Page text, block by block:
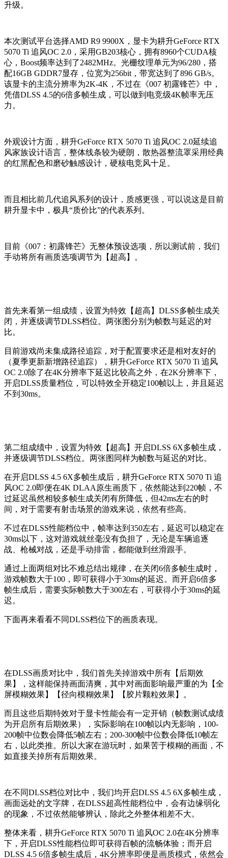
升级。
本次测试平台选择AMD R9 9900X，显卡为耕升GeForce RTX
5070 Ti 追风OC 2.0，采用GB203核心，拥有8960个CUDA核
心，Boost频率达到了2482MHz。光栅纹理单元为96/280，搭
配16GB GDDR7显存，位宽为256bit，带宽达到了896 GB/s。
该显卡的主流分辨率为2K-4K，不过在《007 初露锋芒》中，
凭借DLSS 4.5的6倍多帧生成，可以做到电竞级4K帧率无压
力。
外观设计方面，耕升GeForce RTX 5070 Ti 追风OC 2.0延续追
风家族设计语言，整体线条较为硬朗，散热器整流罩采用经典
的红黑配色和磨砂触感设计，硬核电竞风十足。
而且相比前几代追风系列的设计，质感更强，可以说这是目前
耕升显卡中，极具“质价比”的代表系列。
目前《007：初露锋芒》无整体预设选项，所以测试前，我们
手动将所有画质选项调节为【超高】。
首先来看第一组成绩，设置为特效【超高】DLSS多帧生成关
闭，并逐级调节DLSS档位。两张图分别为帧数与延迟的对
比。
目前游戏尚未集成路径追踪，对于配置要求还是相对友好的
（夏季更新新增路径追踪），耕升GeForce RTX 5070 Ti 追风
OC 2.0除了在4K分辨率下延迟比较高之外，在2K分辨率下，
开启DLSS质量档位，可以特效全开稳定100帧以上，并且延迟
不到30ms。
第二组成绩中，设置为特效【超高】开启DLSS 6X多帧生成，
并逐级调节DLSS档位。两张图同样为帧数与延迟的对比。
在开启DLSS 4.5 6X多帧生成后，耕升GeForce RTX 5070 Ti 追
风OC 2.0即便在4K DLAA原生画质下，依然能达到220帧，不
过延迟虽然相较多帧生成关闭有所降低，但42ms左右的时
间，对于需要有射击场景的游戏来说，依然有些高。
不过在DLSS性能档位中，帧率达到350左右，延迟可以稳定在
30ms以下，这对游戏就丝毫没有负担了，无论是车辆追逐
战、枪械对战，还是手动排雷，都能做到丝滑跟手。
通过上面两组对比不难总结出规律，在关闭6倍多帧生成时，
游戏帧数大于100，即可获得小于30ms的延迟。而开启6倍多
帧生成后，需要实际帧数大于300左右，可获得小于30ms的延
迟。
下面再来看看不同DLSS档位下的画质表现。
在DLSS画质对比中，我们首先关掉游戏中所有【后期效
果】，这样能保持画面清爽，其中对画面影响最严重的为【全
屏模糊效果】【径向模糊效果】【胶片颗粒效果】。
而且这些后期特效对于显卡性能会有一定开销（帧数测试成绩
为开启所有后期效果），实际影响在100帧以内无影响，100-
200帧中位数会降低5帧左右；200-300帧中位数会降低10帧左
右，以此类推。所以大家在游玩时，如果苦于模糊的画面，不
如直接关掉所有后期效果。
在不同DLSS档位对比中，我们均开启DLSS 4.5 6X多帧生成，
画面远处的文字牌，在DLSS超高性能档位中，会有边缘弱化
的现象，不过依然能够辨认，除此之外整体相差不大。
整体来看，耕升GeForce RTX 5070 Ti 追风OC 2.0在4K分辨率
下，开启DLSS性能档位即可获得百帧的流畅体验；而开启
DLSS 4.5 6倍多帧生成后，4K分辨率即便是画质模式，依然会